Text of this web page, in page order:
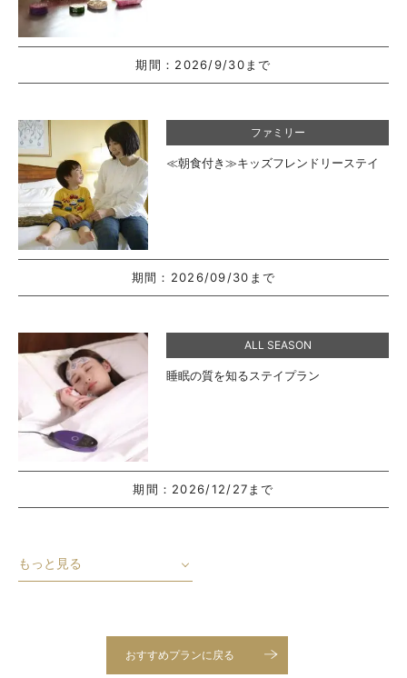
期間： 2026/9/30まで
ファミリー
≪朝食付き≫キッズフレンドリーステイ
期間： 2026/09/30まで
ALL SEASON
睡眠の質を知るステイプラン
期間： 2026/12/27まで
もっと見る
おすすめプランに戻る